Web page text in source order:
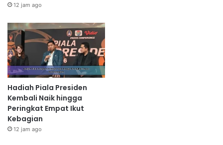
12 jam ago
Hadiah Piala Presiden
Kembali Naik hingga
Peringkat Empat Ikut
Kebagian
12 jam ago